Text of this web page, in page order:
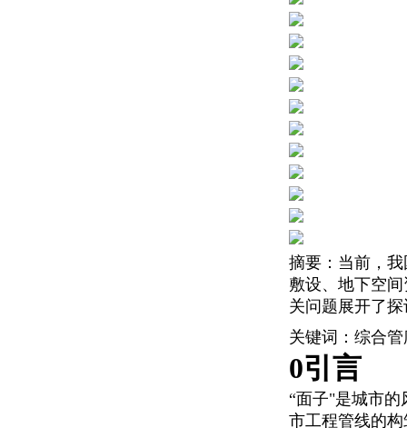
摘要 ：当前，
敷设、地下空
关问题展开了
关键词 ：综合
0引言
“面子"是城市的
市工程管线的